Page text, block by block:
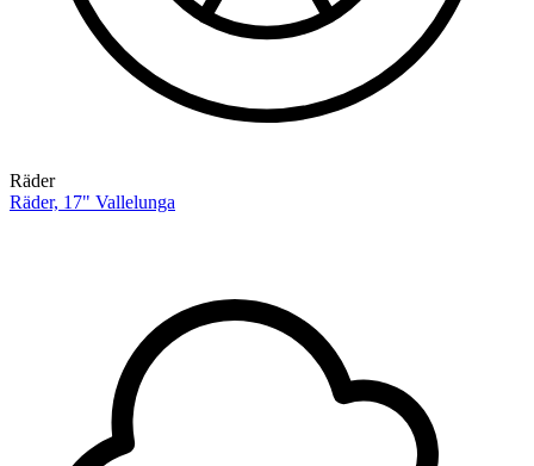
Räder
Räder, 17" Vallelunga